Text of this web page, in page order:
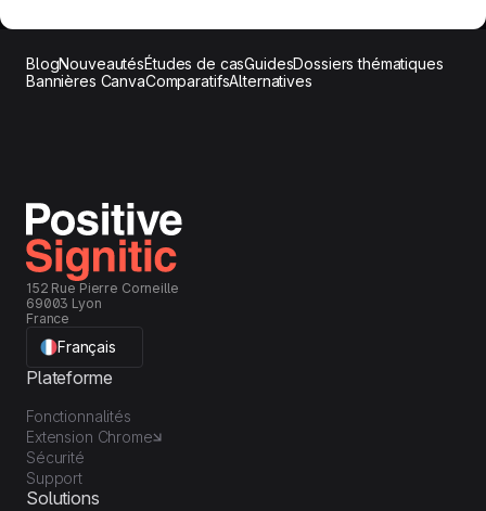
BlogNouveautésÉtudes de casGuidesDossiers thématiques
Bannières CanvaComparatifsAlternatives
152 Rue Pierre Corneille
69003 Lyon
France
Français
Plateforme
Fonctionnalités
Extension Chrome
Sécurité
Support
Solutions